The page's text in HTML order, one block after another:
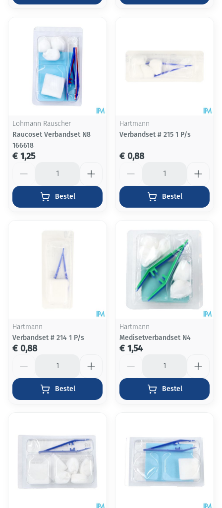
Lohmann Rauscher
Raucoset Verbandset N8
166618
€ 1,25
Bestel
Hartmann
Verbandset # 215 1 P/s
€ 0,88
Bestel
Hartmann
Verbandset # 214 1 P/s
€ 0,88
Bestel
Hartmann
Medisetverbandset N4
€ 1,54
Bestel